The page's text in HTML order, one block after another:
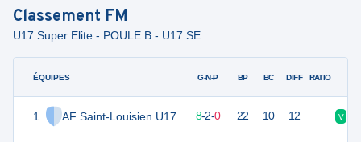
Classement FM
U17 Super Elite - POULE B - U17 SE
ÉQUIPES
1 AF Saint-Louisien U17
G-N-P BP BC DIFF RATIO
36 10 8-2-0 22 10 12 V